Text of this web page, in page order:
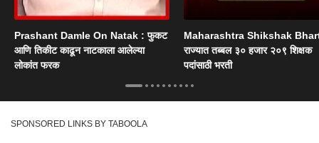
Prashant Damle On Natak : फुकट
आणि तिकीट काढून नाटकाला आलेल्या
लोकांत फरक
Maharashtra Shikshak
राज्यात तब्बल ३० हजार २०९ शिक्षक
पदांसाठी भरती
SPONSORED LINKS BY TABOOLA